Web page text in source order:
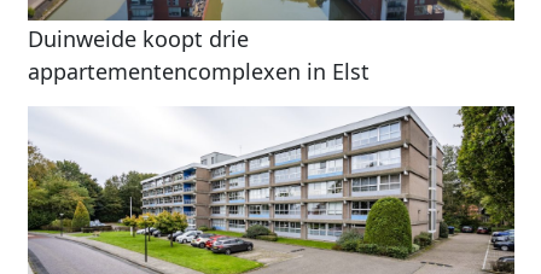
Duinweide koopt drie
appartementencomplexen in Elst